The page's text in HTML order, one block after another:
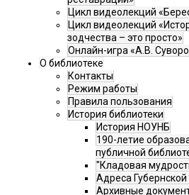
Цикл видеолекций
Цикл видеолекций
зодчества – это просто»
Онлайн-игра «А.В.
О библиотеке
Контакты
Режим работы
Правила пользования
История библиотеки
История НОУНБ
190-летие
публичной
"Кладовая
Адреса
Архивные